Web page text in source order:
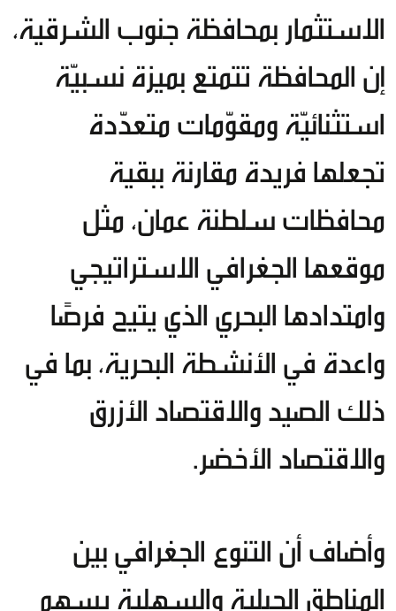
الاستثمار بمحافظة جنوب الشرقية،
إن المحافظة تتمتع بميزة نسبيّة
استثنائيّة ومقوّمات متعدّدة
تجعلها فريدة مقارنة ببقية
محافظات سلطنة عمان، مثل
موقعها الجغرافي الاستراتيجي
وامتدادها البحري الذي يتيح فرصًا
واعدة في الأنشطة البحرية، بما في
ذلك الصيد والاقتصاد الأزرق
والاقتصاد الأخضر.
وأضاف أن التنوع الجغرافي بين
المناطق الجبلية والسهلية يسهم